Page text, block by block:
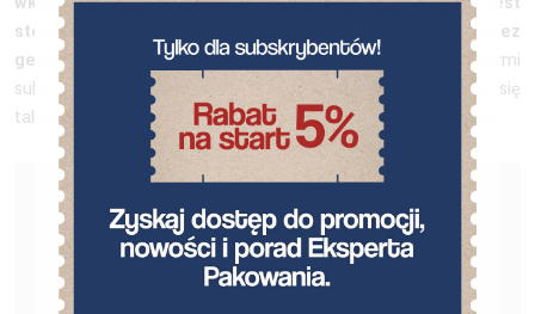
stosowane do zbierania próbek torfu czy ziemi przez
geologów.
Można tu także umieścić miniampułki z testowanymi
substancjami chemicznymi. Woreczki strunowe nadadzą się
także do przechowywania próbek do badania mikroskopowego.
Oceń artykuł
Na razie brak głosów! Bądź pierwszą osobą, która oceni
ten artykuł.